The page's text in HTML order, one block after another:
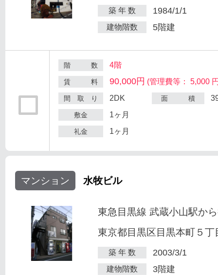
築 年 数 1984/1/1
建物階数 5階建
階 数 4階
賃 料 90,000円 (管理費等： 5,000
間 取 り 2DK 面 積
敷金 1ヶ月
礼金 1ヶ月
マンション 水牧ビル
東急目黒線 武蔵小山駅か
東京都目黒区目黒本町５丁
築 年 数 2003/3/1
建物階数 3階建